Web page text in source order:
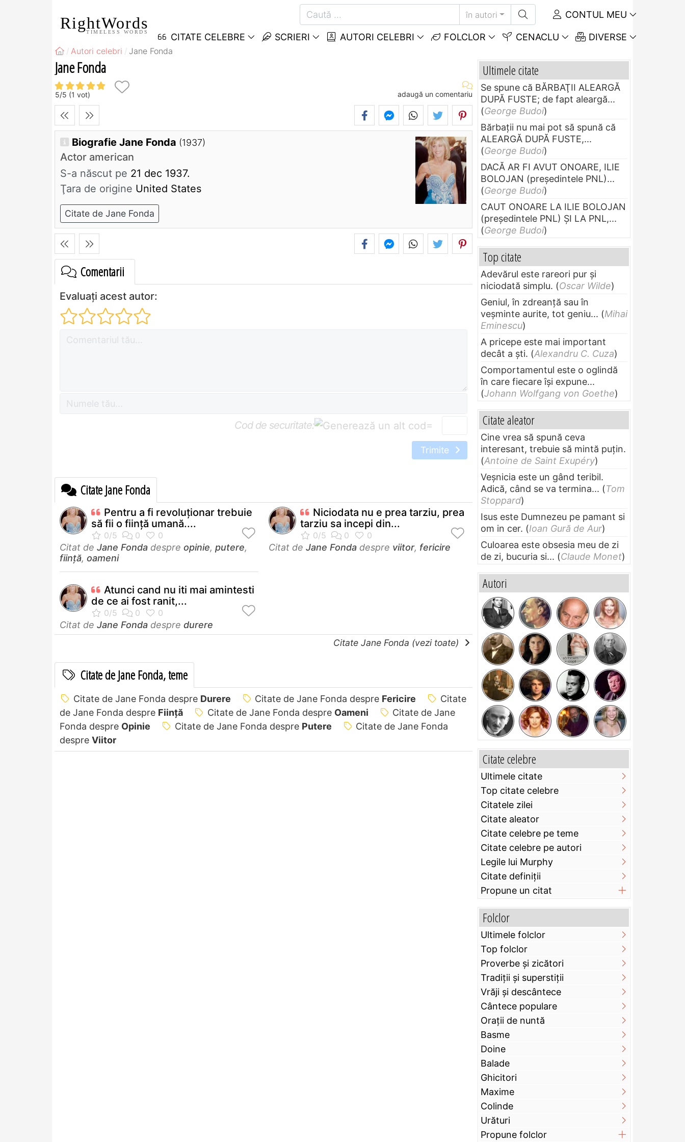
RightWords
TIMELESS WORDS
în autori CONTUL MEU
CITATE CELEBRE SCRIERI AUTORI CELEBRI FOLCLOR CENACLU DIVERSE
Autori celebri Jane Fonda
Jane Fonda
5/5 (1 vot) adaugă un comentariu
Biografie Jane Fonda (1937)
Actor american
S-a născut pe 21 dec 1937.
Ţara de origine United States
Citate de Jane Fonda
Comentarii
Evaluați acest autor:
Cod de securitate: =
Trimite
Citate Jane Fonda
Pentru a fi revoluţionar trebuie
să fii o fiinţă umană....
Citat de Jane Fonda despre opinie, putere,
ființă, oameni
Niciodata nu e prea tarziu, prea
tarziu sa incepi din...
Citat de Jane Fonda despre viitor, fericire
Atunci cand nu iti mai amintesti
de ce ai fost ranit,...
Citat de Jane Fonda despre durere
Citate Jane Fonda (vezi toate)
Citate de Jane Fonda, teme
Citate de Jane Fonda despre Durere Citate de Jane Fonda despre Fericire
Citate
de Jane Fonda despre Ființă Citate de Jane Fonda despre Oameni
Citate de Jane
Fonda despre Opinie Citate de Jane Fonda despre Putere
Citate de Jane Fonda
despre Viitor
Ultimele citate
Se spune că BĂRBAŢII ALEARGĂ
DUPĂ FUSTE; de fapt aleargă...
(George Budoi)
Bărbaţii nu mai pot să spună că
ALEARGĂ DUPĂ FUSTE,...
(George Budoi)
DACĂ AR FI AVUT ONOARE, ILIE
BOLOJAN (preşedintele PNL)...
(George Budoi)
CAUT ONOARE LA ILIE BOLOJAN
(preşedintele PNL) ŞI LA PNL,...
(George Budoi)
Top citate
Adevărul este rareori pur și
niciodată simplu. (Oscar Wilde)
Geniul, în zdreanţă sau în
veşminte aurite, tot geniu... (Mihai
Eminescu)
A pricepe este mai important
decât a ști. (Alexandru C. Cuza)
Comportamentul este o oglindă
în care fiecare își expune...
(Johann Wolfgang von Goethe)
Citate aleator
Cine vrea să spună ceva
interesant, trebuie să mintă puțin.
(Antoine de Saint Exupéry)
Veșnicia este un gând teribil.
Adică, când se va termina... (Tom
Stoppard)
Isus este Dumnezeu pe pamant si
om in cer. (Ioan Gură de Aur)
Culoarea este obsesia meu de zi
de zi, bucuria si... (Claude Monet)
Autori
Citate celebre
Ultimele citate
Top citate celebre
Citatele zilei
Citate aleator
Citate celebre pe teme
Citate celebre pe autori
Legile lui Murphy
Citate definiţii
Propune un citat
Folclor
Ultimele folclor
Top folclor
Proverbe și zicători
Tradiții și superstiții
Vrăji și descântece
Cântece populare
Orații de nuntă
Basme
Doine
Balade
Ghicitori
Maxime
Colinde
Urături
Propune folclor